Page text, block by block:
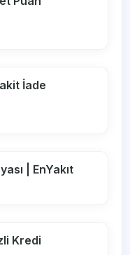
İade
| EnYakıt
Kredi